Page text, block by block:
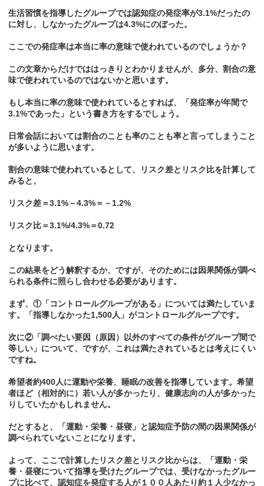
生活習慣を指導したグループでは認知症の発症率が3.1%だったの
に対し、しなかったグループは4.3%にのぼった。
ここでの発症率は本当に率の意味で使われているのでしょうか？
この文章からだけでははっきりとわかりませんが、多分、割合の意
味で使われているのではないかと思います。
もし本当に率の意味で使われているとすれば、「発症率が年間で
3.1%であった」という書き方をするでしょう。
日常会話においては割合のことも率のことも率と言ってしまうこと
が多いように思います。
割合の意味で使われているとして、リスク差とリスク比を計算して
みると、
リスク差＝3.1%－4.3%＝－1.2%
リスク比＝3.1%/4.3%＝0.72
となります。
この結果をどう解釈するか、ですが、そのためには因果関係が調べ
られる条件に照らし合わせる必要があります。
まず、①「コントロールグループがある」については満たしていま
す。「指導しなかった1,500人」がコントロールグループです。
次に②「調べたい要因（原因）以外のすべての条件がグループ間で
等しい」について、ですが、これは満たされているとは考えにくい
ですね。
希望者約400人に運動や栄養、睡眠の改善を指導しています。希望
者ほど（相対的に）若い人が多かったり、健康志向の人が多かった
りしていたかもしれません。
だとすると、「運動・栄養・昼寝」と認知症予防の間の因果関係が
調べられていないことになります。
よって、ここで計算したリスク差とリスク比からは、「運動・栄
養・昼寝について指導を受けたグループでは、受けなかったグルー
プに比べて、認知症を発症する人が１００人あたり約１人少なかっ